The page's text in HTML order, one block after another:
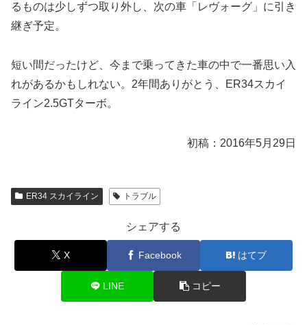
るものは少しずつ取り外し、次の車「レヴォーグ」に引き
継ぎ予定。
短い間だったけど、今まで乗ってきた車の中で一番思い入
れがあるかもしれない。2年間ありがとう、ER34スカイ
ライン2.5GTターボ。
初稿：2016年5月29日
ER34 スカイライン トラブル
シェアする
X Facebook はてブ
LINE コピー